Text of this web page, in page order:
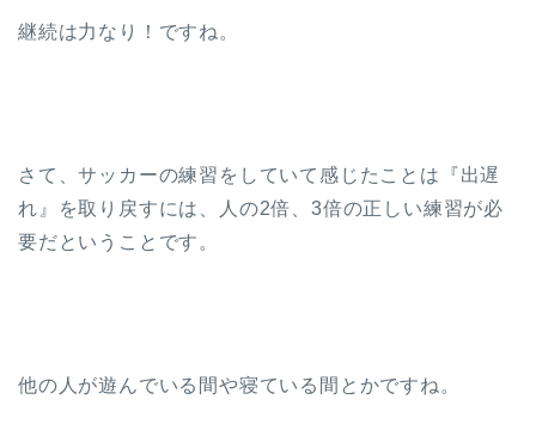
継続は力なり！ですね。
さて、サッカーの練習をしていて感じたことは『出遅
れ』を取り戻すには、人の2倍、3倍の正しい練習が必
要だということです。
他の人が遊んでいる間や寝ている間とかですね。